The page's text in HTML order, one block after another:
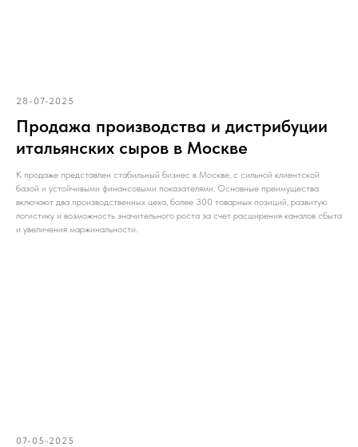
28-07-2025
Продажа производства и дистрибуции
итальянских сыров в Москве
К продаже представлен стабильный бизнес в Москве, с сильной клиентской
базой и устойчивыми финансовыми показателями. Основные преимущества
включают два производственных цеха, более 300 товарных позиций, развитую
логистику и возможность значительного роста за счет расширения каналов сбыта
и увеличения маржинальности.
07-05-2025